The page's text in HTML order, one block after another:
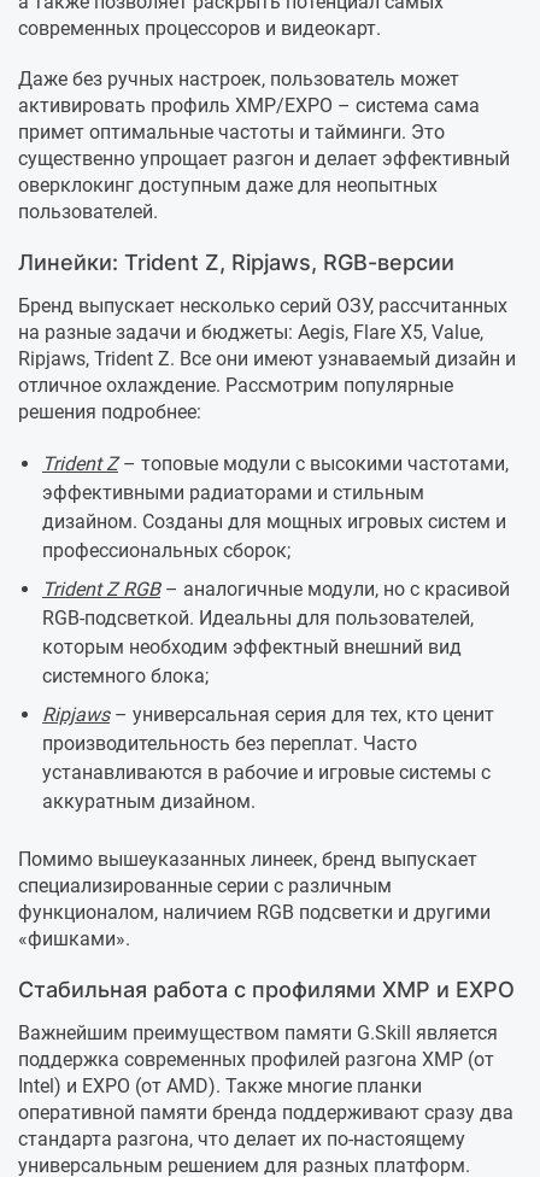
современных процессоров и видеокарт.
Даже без ручных настроек, пользователь может
активировать профиль XMP/EXPO – система сама
примет оптимальные частоты и тайминги. Это
существенно упрощает разгон и делает эффективный
оверклокинг доступным даже для неопытных
пользователей.
Линейки: Trident Z, Ripjaws, RGB-версии
Бренд выпускает несколько серий ОЗУ, рассчитанных
на разные задачи и бюджеты: Aegis, Flare X5, Value,
Ripjaws, Trident Z. Все они имеют узнаваемый дизайн и
отличное охлаждение. Рассмотрим популярные
решения подробнее:
Trident Z– топовые модули с высокими частотами,
эффективными радиаторами и стильным
дизайном. Созданы для мощных игровых систем и
профессиональных сборок;
Trident Z RGB– аналогичные модули, но с красивой
RGB-подсветкой. Идеальны для пользователей,
которым необходим эффектный внешний вид
системного блока;
Ripjaws– универсальная серия для тех, кто ценит
производительность без переплат. Часто
устанавливаются в рабочие и игровые системы с
аккуратным дизайном.
Помимо вышеуказанных линеек, бренд выпускает
специализированные серии с различным
функционалом, наличием RGB подсветки и другими
«фишками».
Стабильная работа с профилями XMP и EXPO
Важнейшим преимуществом памяти G.Skill является
поддержка современных профилей разгона XMP (от
Intel) и EXPO (от AMD). Также многие планки
оперативной памяти бренда поддерживают сразу два
стандарта разгона, что делает их по-настоящему
универсальным решением для разных платформ.